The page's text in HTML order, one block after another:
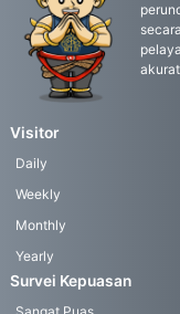
Visitor
Daily
Weekly
Monthly
Yearly
Survei Kepuasan